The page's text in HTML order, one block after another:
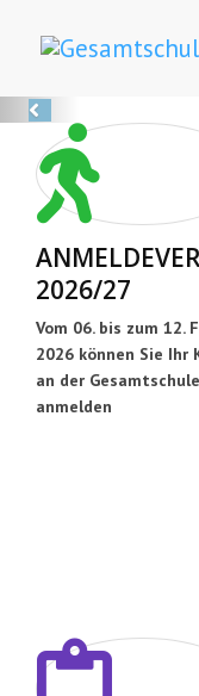
Previous
2026/27
Vom 06. bis zum 12.
2026 können Sie Ihr
an der
anmelden